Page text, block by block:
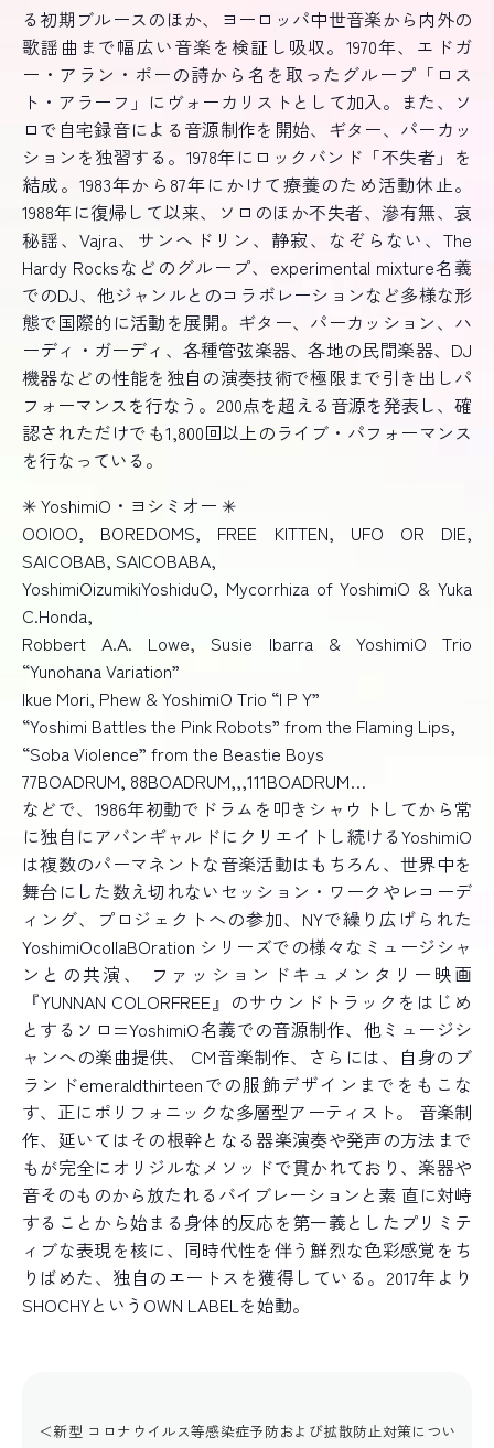
る初期ブルースのほか、ヨーロッパ中世音楽から内外の
歌謡曲まで幅広い音楽を検証し吸収。1970年、エドガ
ー・アラン・ポーの詩から名を取ったグループ「ロス
ト・アラーフ」にヴォーカリストとして加入。また、ソ
ロで自宅録音による音源制作を開始、ギター、パーカッ
ションを独習する。1978年にロックバンド「不失者」を
結成。1983年から87年にかけて療養のため活動休止。
1988年に復帰して以来、ソロのほか不失者、滲有無、哀
秘謡、Vajra、サンヘドリン、静寂、なぞらない、The
Hardy Rocksなどのグループ、experimental mixture名義
でのDJ、他ジャンルとのコラボレーションなど多様な形
態で国際的に活動を展開。ギター、パーカッション、ハ
ーディ・ガーディ、各種管弦楽器、各地の民間楽器、DJ
機器などの性能を独自の演奏技術で極限まで引き出しパ
フォーマンスを行なう。200点を超える音源を発表し、確
認されただけでも1,800回以上のライブ・パフォーマンス
を行なっている。
✳︎ YoshimiO・ヨシミオー ✳︎
OOIOO, BOREDOMS, FREE KITTEN, UFO OR DIE,
SAICOBAB, SAICOBABA,
YoshimiOizumikiYoshiduO, Mycorrhiza of YoshimiO & Yuka
C.Honda,
Robbert A.A. Lowe, Susie Ibarra & YoshimiO Trio
“Yunohana Variation”
Ikue Mori, Phew & YoshimiO Trio “I P Y”
“Yoshimi Battles the Pink Robots” from the Flaming Lips,
“Soba Violence” from the Beastie Boys
77BOADRUM, 88BOADRUM,,,111BOADRUM…
などで、1986年初動でドラムを叩きシャウトしてから常
に独自にアバンギャルドにクリエイトし続けるYoshimiO
は複数のパーマネントな音楽活動はもちろん、世界中を
舞台にした数え切れないセッション・ワークやレコーデ
ィング、プロジェクトへの参加、NYで繰り広げられた
YoshimiOcollaBOration シリーズでの様々なミュージシャ
ンとの共演、 ファッションドキュメンタリー映画
『YUNNAN COLORFREE』のサウンドトラックをはじめ
とするソロ=YoshimiO名義での音源制作、他ミュージシ
ャンへの楽曲提供、 CM音楽制作、さらには、自身のブ
ランドemeraldthirteenでの服飾デザインまでをもこな
す、正にポリフォニックな多層型アーティスト。 音楽制
作、延いてはその根幹となる器楽演奏や発声の方法まで
もが完全にオリジルなメソッドで貫かれており、楽器や
音そのものから放たれるバイブレーションと素 直に対峙
することから始まる身体的反応を第一義としたプリミテ
ィブな表現を核に、同時代性を伴う鮮烈な色彩感覚をち
りばめた、独自のエートスを獲得している。2017年より
SHOCHYというOWN LABELを始動。
＜新型 コロナウイルス等感染症予防および拡散防止対策につい